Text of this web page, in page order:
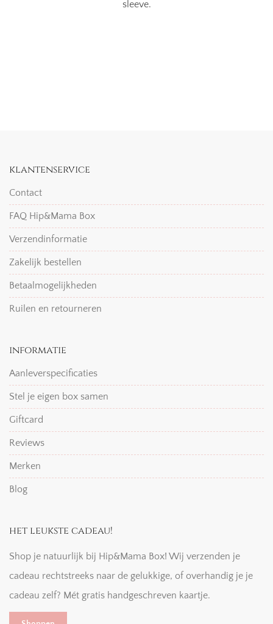
sleeve.
klantenservice
Contact
FAQ Hip&Mama Box
Verzendinformatie
Zakelijk bestellen
Betaalmogelijkheden
Ruilen en retourneren
informatie
Aanleverspecificaties
Stel je eigen box samen
Giftcard
Reviews
Merken
Blog
het leukste cadeau!
Shop je natuurlijk bij Hip&Mama Box! Wij verzenden je
cadeau rechtstreeks naar de gelukkige, of overhandig je je
cadeau zelf? Mét gratis handgeschreven kaartje.